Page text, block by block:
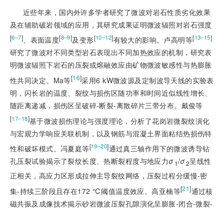
近些年来，国内外许多学者研究了微波对岩石性质劣化效果
及在辅助破岩领域的应用，其研究成果证明微波辐照对岩石强度
[6‒7]、表面温度[8‒9]及变形[10‒12]有较大的影响。卢高明等[13‒15]
研究了微波对不同类型岩石表现出不同加热效应的机制，研究表
明微波辐照下岩石的压裂或熔融效应由矿物微波敏感性与热膨胀
性共同决定。Ma等[16]采用6 kW微波源及定制波导天线的实验表
明，闪长岩的温度、裂纹与损伤区随功率和时间近似线性增长、
随距离递减，损伤区呈破碎-断裂-离散碎片三带分布。戴俊等
[17‒18]基于微波损伤理论与强度理论，分析了花岗岩微裂纹演化
与宏观力学响应关联机制，以及钢筋与混凝土界面粘结热损伤特
性和破坏模式。冯夏庭等[19‒20]通过真三轴作用下的微波诱导钻
孔压裂试验揭示了裂纹长度、热断裂程度与地应力σ1/σ2呈线性
正相关，高应力区形成拉伸主导裂纹网络，压裂过程分缓慢-密
集-持续三阶段且存在172 ℃阈值温度效应。高亚楠等[21]通过核
磁共振及成像技术揭示砂岩微波压裂孔隙演化呈膨胀-闭合-微裂-